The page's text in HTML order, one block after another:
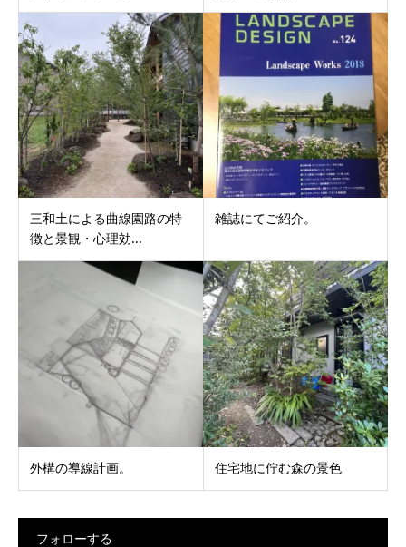
三和土による曲線園路の特
徴と景観・心理効...
雑誌にてご紹介。
外構の導線計画。 住宅地に佇む森の景色
フォローする